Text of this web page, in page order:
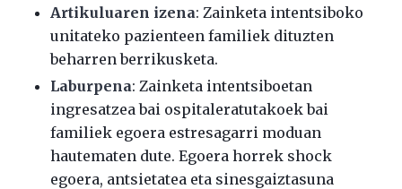
Artikuluaren izena: Zainketa intentsiboko
unitateko pazienteen familiek dituzten
beharren berrikusketa.
Laburpena: Zainketa intentsiboetan
ingresatzea bai ospitaleratutakoek bai
familiek egoera estresagarri moduan
hautematen dute. Egoera horrek shock
egoera, antsietatea eta sinesgaiztasuna